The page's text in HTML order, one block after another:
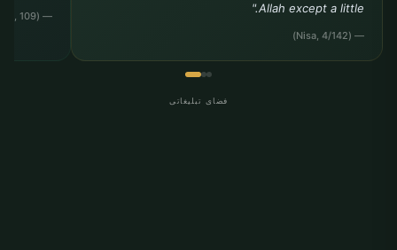
Allah except a little."
— (Nisa, 4/142)
— (Tirmidhi, Da?awat, 109)
فضای تبلیغاتی